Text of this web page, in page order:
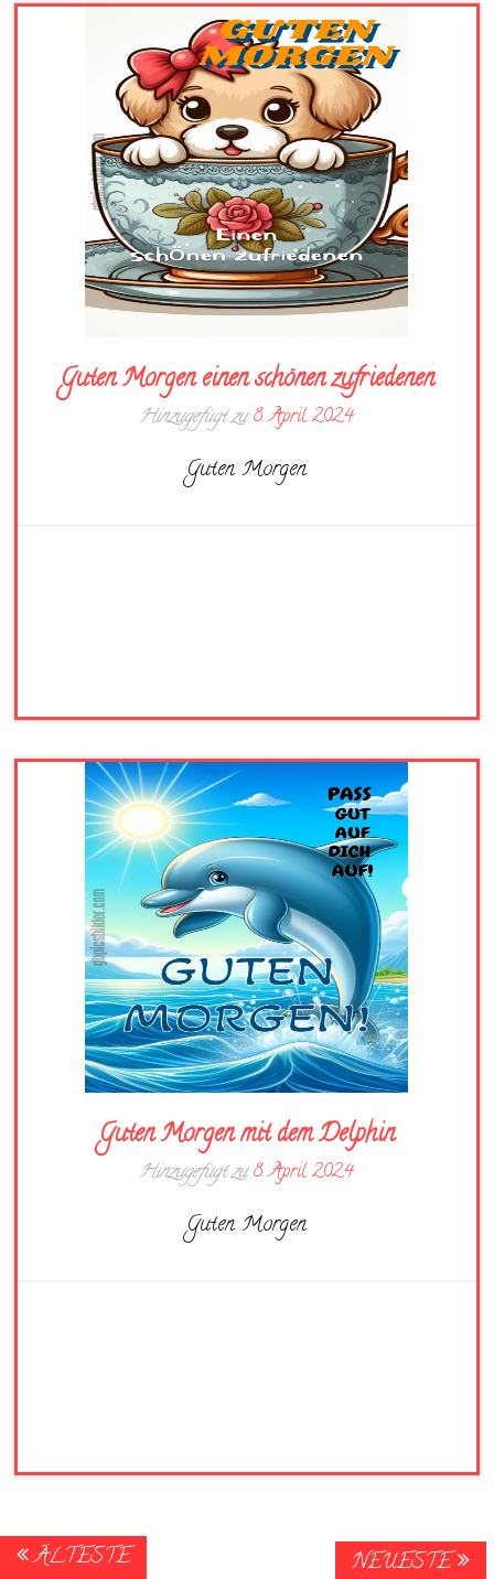
Guten Morgen einen schönen zufriedenen
Hinzugefügt zu8. April 2024
Guten Morgen
Guten Morgen mit dem Delphin
Hinzugefügt zu8. April 2024
Guten Morgen
PostsÄLTESTE NEUESTE